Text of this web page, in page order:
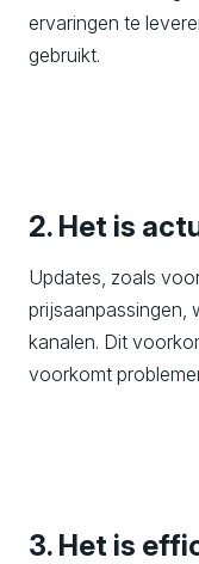
ervaringen te
gebruikt.
2. Het is
Updates, zoals
prijsaanpassingen,
kanalen. Dit
voorkomt
3. Het is